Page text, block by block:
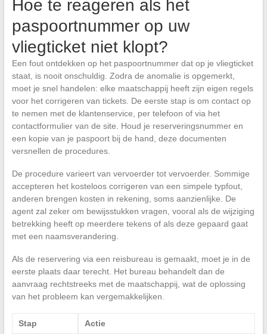
Hoe te reageren als het
paspoortnummer op uw
vliegticket niet klopt?
Een fout ontdekken op het paspoortnummer dat op je vliegticket
staat, is nooit onschuldig. Zodra de anomalie is opgemerkt,
moet je snel handelen: elke maatschappij heeft zijn eigen regels
voor het corrigeren van tickets. De eerste stap is om contact op
te nemen met de klantenservice, per telefoon of via het
contactformulier van de site. Houd je reserveringsnummer en
een kopie van je paspoort bij de hand, deze documenten
versnellen de procedures.
De procedure varieert van vervoerder tot vervoerder. Sommige
accepteren het kosteloos corrigeren van een simpele typfout,
anderen brengen kosten in rekening, soms aanzienlijke. De
agent zal zeker om bewijsstukken vragen, vooral als de wijziging
betrekking heeft op meerdere tekens of als deze gepaard gaat
met een naamsverandering.
Als de reservering via een reisbureau is gemaakt, moet je in de
eerste plaats daar terecht. Het bureau behandelt dan de
aanvraag rechtstreeks met de maatschappij, wat de oplossing
van het probleem kan vergemakkelijken.
Stap Actie